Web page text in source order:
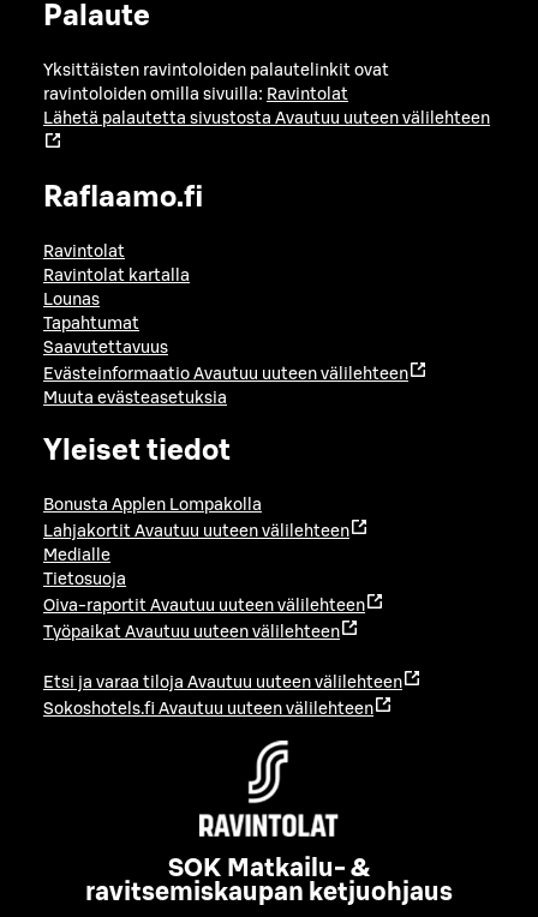
Palaute
Yksittäisten ravintoloiden palautelinkit ovat
ravintoloiden omilla sivuilla: Ravintolat
Lähetä palautetta sivustosta Avautuu uuteen välilehteen
Raflaamo.fi
Ravintolat
Ravintolat kartalla
Lounas
Tapahtumat
Saavutettavuus
Evästeinformaatio Avautuu uuteen välilehteen
Muuta evästeasetuksia
Yleiset tiedot
Bonusta Applen Lompakolla
Lahjakortit Avautuu uuteen välilehteen
Medialle
Tietosuoja
Oiva-raportit Avautuu uuteen välilehteen
Työpaikat Avautuu uuteen välilehteen
Etsi ja varaa tiloja Avautuu uuteen välilehteen
Sokoshotels.fi Avautuu uuteen välilehteen
SOK Matkailu- &
ravitsemiskaupan ketjuohjaus